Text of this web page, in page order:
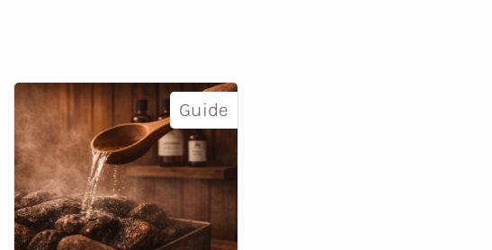
Guide